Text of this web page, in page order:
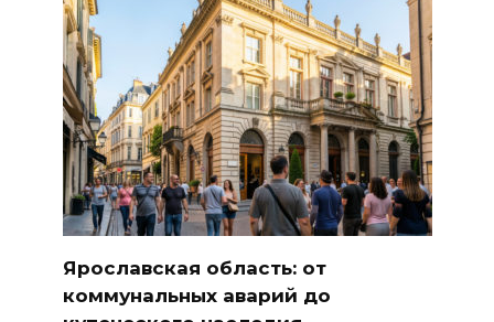
Ярославская область: от
коммунальных аварий до